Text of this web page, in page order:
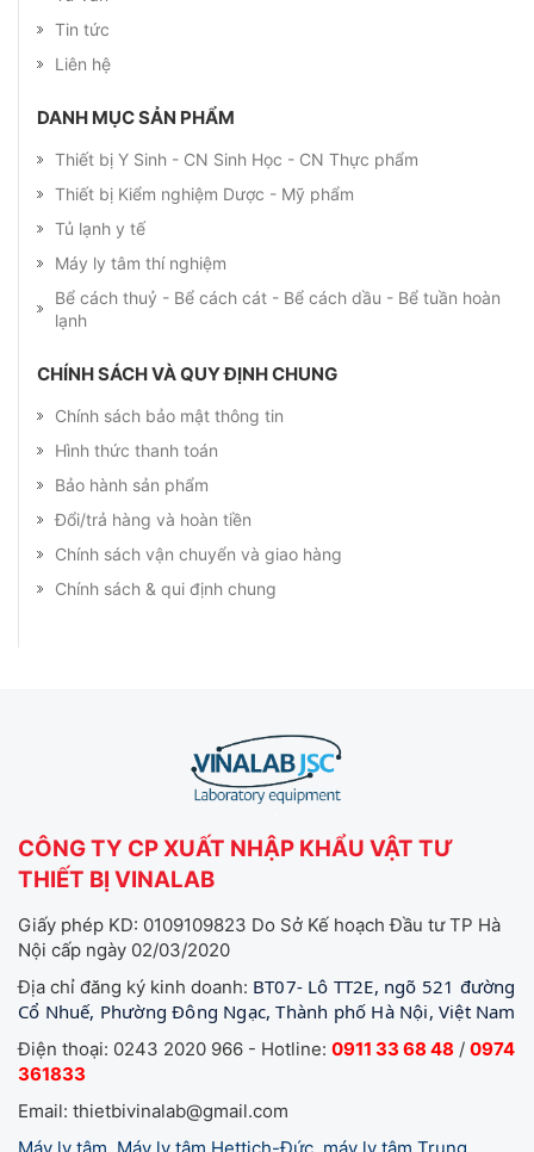
Tin tức
Liên hệ
DANH MỤC SẢN PHẨM
Thiết bị Y Sinh - CN Sinh Học - CN Thực phẩm
Thiết bị Kiểm nghiệm Dược - Mỹ phẩm
Tủ lạnh y tế
Máy ly tâm thí nghiệm
Bể cách thuỷ - Bể cách cát - Bể cách dầu - Bể tuần hoàn
lạnh
CHÍNH SÁCH VÀ QUY ĐỊNH CHUNG
Chính sách bảo mật thông tin
Hình thức thanh toán
Bảo hành sản phẩm
Đổi/trả hàng và hoàn tiền
Chính sách vận chuyển và giao hàng
Chính sách & qui định chung
CÔNG TY CP XUẤT NHẬP KHẨU VẬT TƯ
THIẾT BỊ VINALAB
Giấy phép KD: 0109109823 Do Sở Kế hoạch Đầu tư TP Hà
Nội cấp ngày 02/03/2020
Địa chỉ đăng ký kinh doanh: BT07- Lô TT2E, ngõ 521 đường
Cổ Nhuế, Phường Đông Ngạc, Thành phố Hà Nội, Việt Nam
Điện thoại: 0243 2020 966 - Hotline: 0911 33 68 48 / 0974
361833
Email: thietbivinalab@gmail.com
Máy ly tâm, Máy ly tâm Hettich-Đức, máy ly tâm Trung